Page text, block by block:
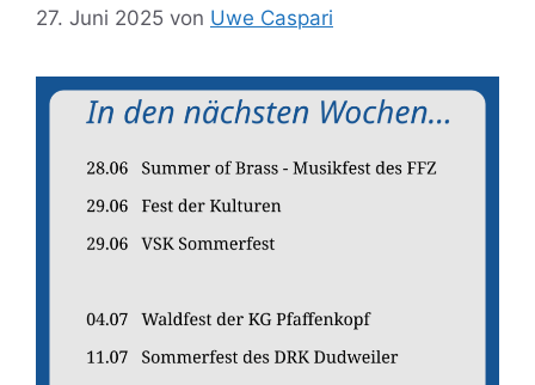
27. Juni 2025 von Uwe Caspari